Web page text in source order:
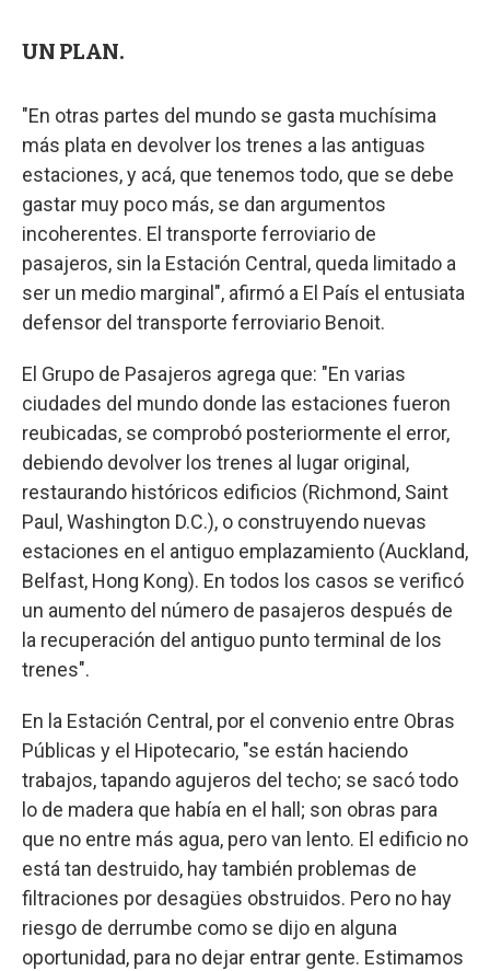
UN PLAN.
"En otras partes del mundo se gasta muchísima
más plata en devolver los trenes a las antiguas
estaciones, y acá, que tenemos todo, que se debe
gastar muy poco más, se dan argumentos
incoherentes. El transporte ferroviario de
pasajeros, sin la Estación Central, queda limitado a
ser un medio marginal", afirmó a El País el entusiata
defensor del transporte ferroviario Benoit.
El Grupo de Pasajeros agrega que: "En varias
ciudades del mundo donde las estaciones fueron
reubicadas, se comprobó posteriormente el error,
debiendo devolver los trenes al lugar original,
restaurando históricos edificios (Richmond, Saint
Paul, Washington D.C.), o construyendo nuevas
estaciones en el antiguo emplazamiento (Auckland,
Belfast, Hong Kong). En todos los casos se verificó
un aumento del número de pasajeros después de
la recuperación del antiguo punto terminal de los
trenes".
En la Estación Central, por el convenio entre Obras
Públicas y el Hipotecario, "se están haciendo
trabajos, tapando agujeros del techo; se sacó todo
lo de madera que había en el hall; son obras para
que no entre más agua, pero van lento. El edificio no
está tan destruido, hay también problemas de
filtraciones por desagües obstruidos. Pero no hay
riesgo de derrumbe como se dijo en alguna
oportunidad, para no dejar entrar gente. Estimamos